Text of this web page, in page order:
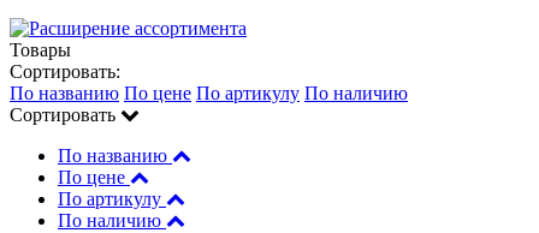
Товары
Сортировать:
По названию По цене По артикулу По наличию
Сортировать
По названию
По цене
По артикулу
По наличию